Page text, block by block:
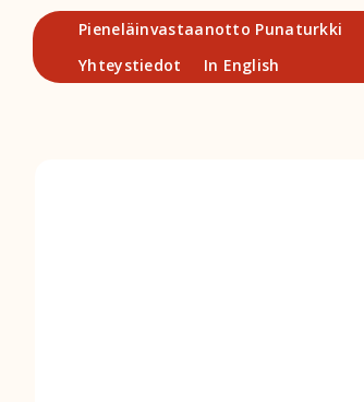
Hyppää
sisältöön
Pieneläinvastaanotto Punaturkki
Yhteystiedot
In English